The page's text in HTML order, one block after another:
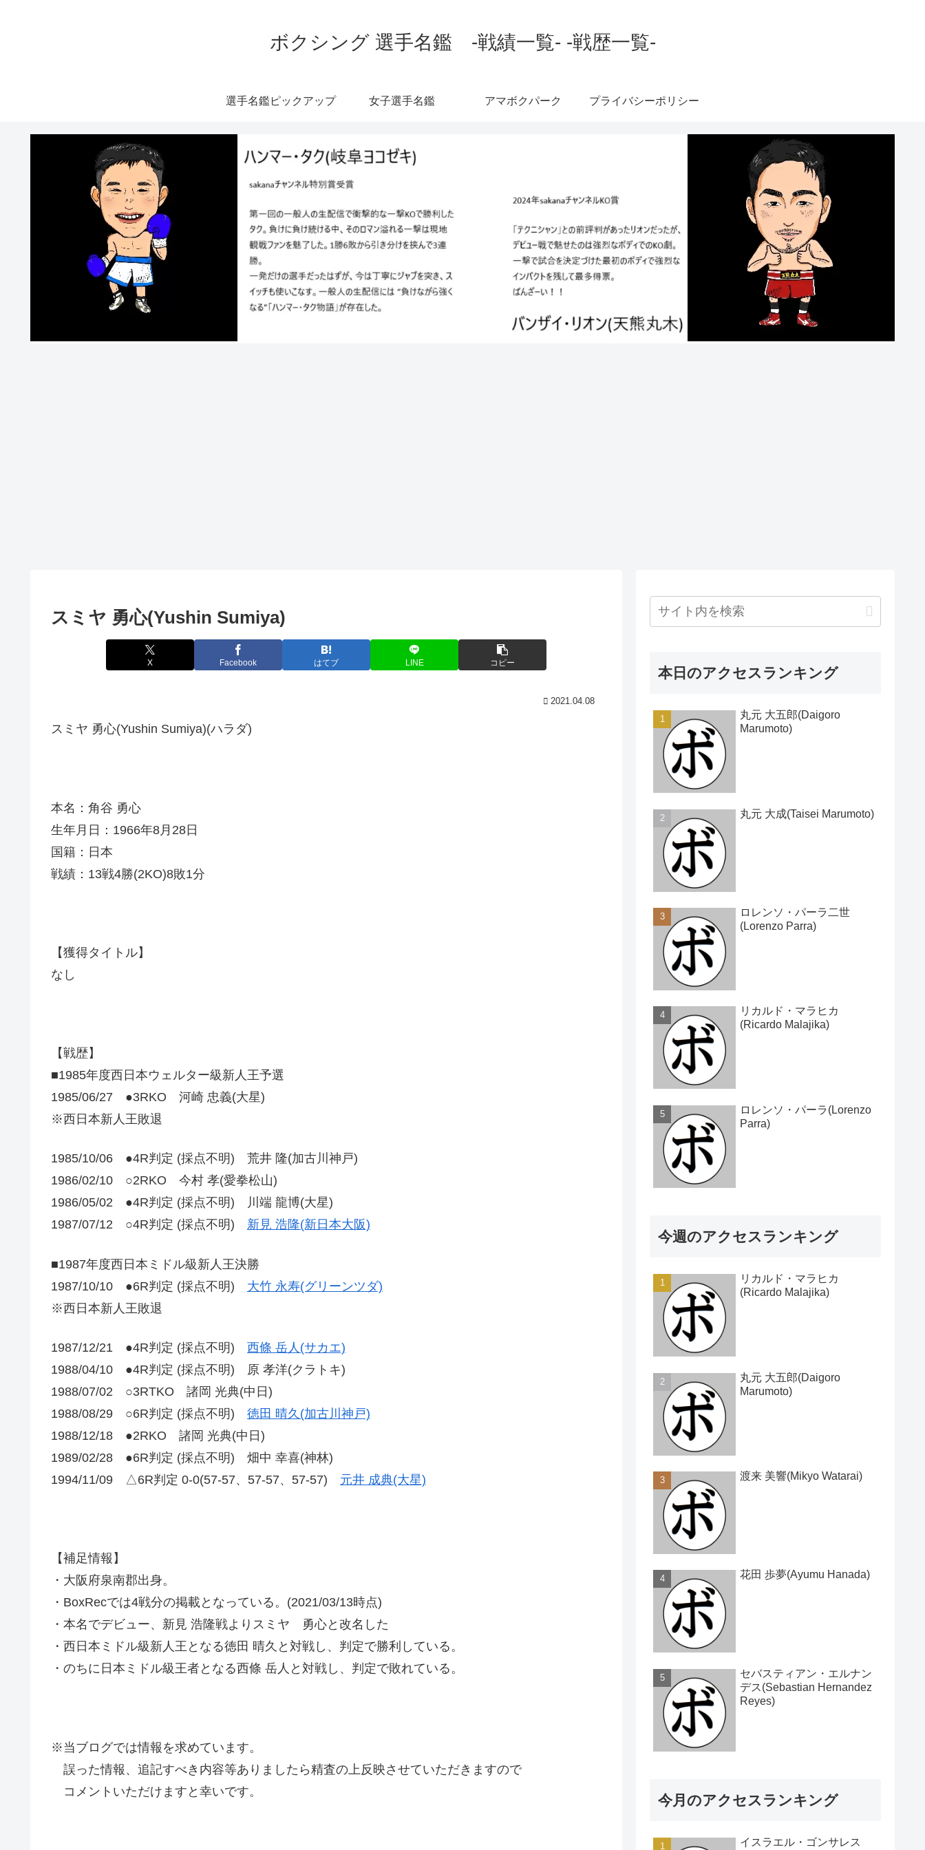
ボクシング 選手名鑑 -戦績一覧- -戦歴一覧-
選手名鑑ピックアップ 女子選手名鑑 アマボクパーク プライバシーポリシー
スミヤ 勇心(Yushin Sumiya)
X Facebook はてブ LINE コピー
2021.04.08
スミヤ 勇心(Yushin Sumiya)(ハラダ)
本名：角谷 勇心
生年月日：1966年8月28日
国籍：日本
戦績：13戦4勝(2KO)8敗1分
【獲得タイトル】
なし
【戦歴】
■1985年度西日本ウェルター級新人王予選
1985/06/27 ●3RKO 河崎 忠義(大星)
※西日本新人王敗退
1985/10/06 ●4R判定 (採点不明) 荒井 隆(加古川神戸)
1986/02/10 ○2RKO 今村 孝(愛拳松山)
1986/05/02 ●4R判定 (採点不明) 川端 龍博(大星)
1987/07/12 ○4R判定 (採点不明) 新見 浩隆(新日本大阪)
■1987年度西日本ミドル級新人王決勝
1987/10/10 ●6R判定 (採点不明) 大竹 永寿(グリーンツダ)
※西日本新人王敗退
1987/12/21 ●4R判定 (採点不明) 西條 岳人(サカエ)
1988/04/10 ●4R判定 (採点不明) 原 孝洋(クラトキ)
1988/07/02 ○3RTKO 諸岡 光典(中日)
1988/08/29 ○6R判定 (採点不明) 徳田 晴久(加古川神戸)
1988/12/18 ●2RKO 諸岡 光典(中日)
1989/02/28 ●6R判定 (採点不明) 畑中 幸喜(神林)
1994/11/09 △6R判定 0-0(57-57、57-57、57-57) 元井 成典(大星)
【補足情報】
・大阪府泉南郡出身。
・BoxRecでは4戦分の掲載となっている。(2021/03/13時点)
・本名でデビュー、新見 浩隆戦よりスミヤ 勇心と改名した
・西日本ミドル級新人王となる徳田 晴久と対戦し、判定で勝利している。
・のちに日本ミドル級王者となる西條 岳人と対戦し、判定で敗れている。
※当ブログでは情報を求めています。
誤った情報、追記すべき内容等ありましたら精査の上反映させていただきますので
コメントいただけますと幸いです。
本日のアクセスランキング
丸元 大五郎(Daigoro
Marumoto)
丸元 大成(Taisei Marumoto)
ロレンソ・パーラ二世
(Lorenzo Parra)
リカルド・マラヒカ
(Ricardo Malajika)
ロレンソ・パーラ(Lorenzo
Parra)
今週のアクセスランキング
リカルド・マラヒカ
(Ricardo Malajika)
丸元 大五郎(Daigoro
Marumoto)
渡来 美響(Mikyo Watarai)
花田 歩夢(Ayumu Hanada)
セバスティアン・エルナン
デス(Sebastian Hernandez
Reyes)
今月のアクセスランキング
イスラエル・ゴンサレス